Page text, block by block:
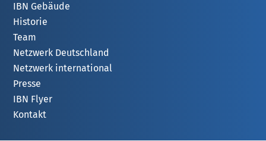
IBN Gebäude
Historie
Team
Netzwerk Deutschland
Netzwerk international
Presse
IBN Flyer
Kontakt